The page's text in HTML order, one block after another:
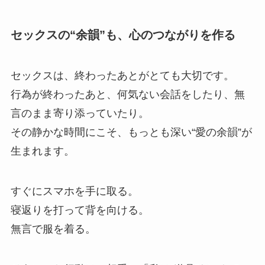
セックスの“余韻”も、心のつながりを作る
セックスは、終わったあとがとても大切です。
行為が終わったあと、何気ない会話をしたり、無
言のまま寄り添っていたり。
その静かな時間にこそ、もっとも深い“愛の余韻”が
生まれます。
すぐにスマホを手に取る。
寝返りを打って背を向ける。
無言で服を着る。